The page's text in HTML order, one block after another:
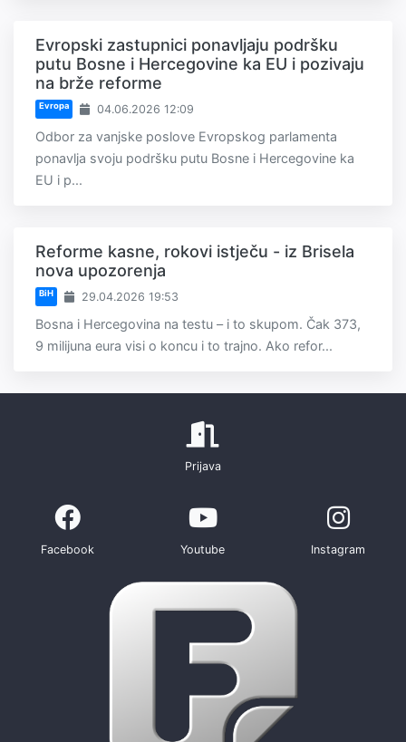
Evropski zastupnici ponavljaju podršku
putu Bosne i Hercegovine ka EU i pozivaju
na brže reforme
Evropa 04.06.2026 12:09
Odbor za vanjske poslove Evropskog parlamenta
ponavlja svoju podršku putu Bosne i Hercegovine ka
EU i p...
Reforme kasne, rokovi istječu - iz Brisela
nova upozorenja
BiH 29.04.2026 19:53
Bosna i Hercegovina na testu – i to skupom. Čak 373,
9 milijuna eura visi o koncu i to trajno. Ako refor...
Prijava
Facebook Youtube Instagram